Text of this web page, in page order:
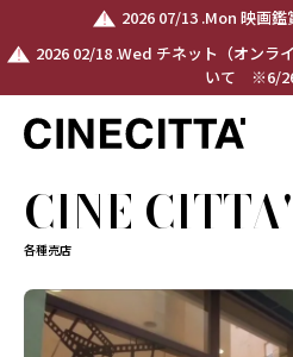
2026 07/13 .Mon 映画
2026 02/18 .Wed チネット（オンラ
いて ※6/
CINE
各種売店